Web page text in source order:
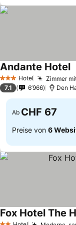
3 SterneHotel Zimmer
Andante Hotel
7.1 6’966 Den
Ab CHF 67
Preise von 6
Fox Hotel The